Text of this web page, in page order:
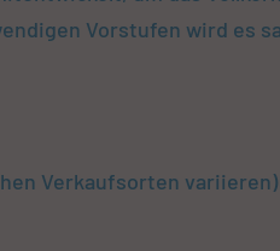
Vorstufen wird es
Verkaufsorten variieren)